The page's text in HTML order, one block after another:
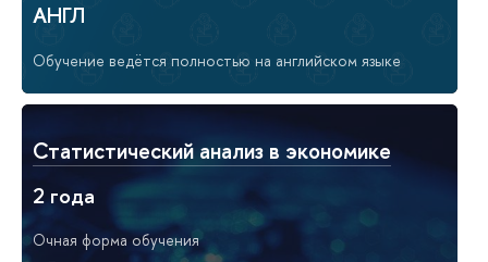
АНГЛ
Обучение ведётся полностью на английском языке
Статистический анализ в экономике
2 года
Очная форма обучения